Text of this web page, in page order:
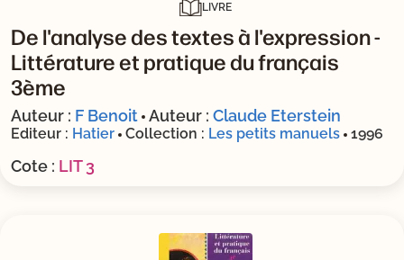
LIVRE
De l'analyse des textes à l'expression -
Littérature et pratique du français
3ème
Auteur : F Benoit Auteur : Claude Eterstein
Editeur : Hatier Collection : Les petits manuels 1996
Cote : LIT 3